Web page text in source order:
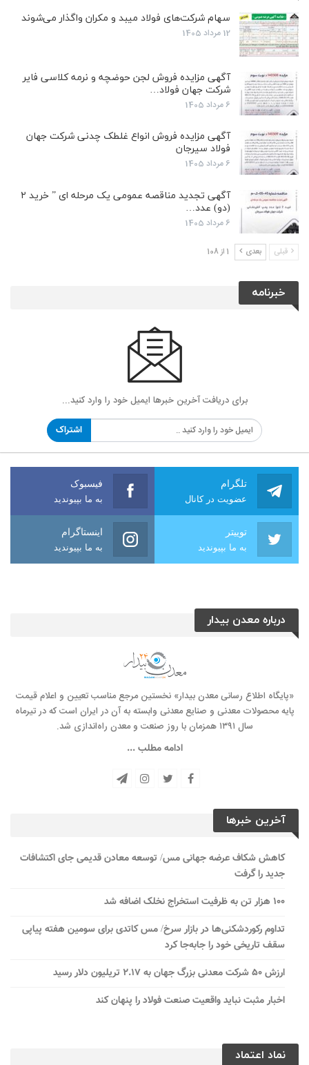
سهام شرکت‌های فولاد میبد و مکران واگذار می‌شوند
12 مرداد 1405
آگهی مزایده فروش لجن حوضچه و نرمه کلاسی فایر
شرکت جهان فولاد…
6 مرداد 1405
آگهی مزایده فروش انواع غلطک چدنی شرکت جهان
فولاد سیرجان
6 مرداد 1405
آگهی تجدید مناقصه عمومی یک مرحله ای ” خرید ۲
(دو) عدد…
6 مرداد 1405
قبلی بعدی 1 از 108
خبرنامه
برای دریافت آخرین خبرها ایمیل خود را وارد کنید...
اشتراک
تلگرام
عضویت در کانال
فیسبوک
به ما بپیوندید
توییتر
به ما بپیوندید
اینستاگرام
به ما بپیوندید
درباره معدن بیدار
«پایگاه اطلاع رسانی معدن بیدار» نخستین مرجع مناسب تعیین و اعلام قیمت
پایه محصولات معدنی و صنایع معدنی وابسته به آن در ایران است که در تیرماه
سال ۱۳۹۱ همزمان با روز صنعت و معدن راه‌‌اندازی شد.
ادامه مطلب ...
آخرین خبرها
کاهش شکاف عرضه جهانی مس/ توسعه معادن قدیمی جای اکتشافات
جدید را گرفت
۱۰۰ هزار تن به ظرفیت استخراج نخلک اضافه شد
تداوم رکوردشکنی‌ها در بازار سرخ/ مس کاتدی برای سومین هفته پیاپی
سقف تاریخی خود را جابه‌جا کرد
ارزش ۵۰ شرکت معدنی بزرگ جهان به ۲.۱۷ تریلیون دلار رسید
اخبار مثبت نباید واقعیت صنعت فولاد را پنهان کند
نماد اعتماد